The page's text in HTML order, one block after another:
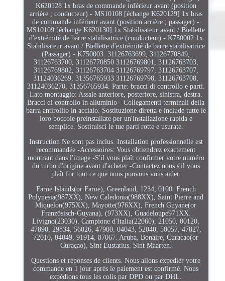
K620128 1x bras de commande inférieur avant (position
arrière ; conducteur) - MS10108 [échange K620129] 1x bras
de commande inférieur avant (position arrière ; passager) -
MS10109 [échange K620130] 1x Stabilisateur avant / Biellette
d'extrémité de barre stabilisatrice (conducteur) - K750002 1x
Stabilisateur avant / Biellette d'extrémité de barre stabilisatrice
(Passager) - K750003. 31126763699, 31126770849,
31126763700, 31126770850 31126769801, 31126763703,
31126769802, 31126763704 31126769797, 31126763707,
31124036269, 31356765933 31126769798, 31126763708,
31124036270, 31356765934. Parte: bracci di controllo e parti.
Lato montaggio: Assale anteriore, posteriore, sinistra, destra.
Bracci di controllo in alluminio - Collegamenti terminali della
barra antirollio in acciaio. Sostituzione diretta e include tutte le
loro boccole preinstallate per un'installazione rapida e
semplice. Sostituisci le tue parti rotte e usurate.
Instruction Ne sont pas inclus. Installation professionnelle est
recommandée -Accessoires: Vous obtiendrez exactement
montrant dans l'image -S'il vous plaît confirmer votre numéro
du turbo d'origine avant d'acheter -Contactez nous s'il vous
plaît for tout ce que nous pouvons vous aider.
Faroe Islands(or Faroe), Greenland, 1234, 0100. French
Polynesia(987XX), New Caledonia(988XX), Saint Pierre and
Miquelon(975XX), Mayotte(976XX), French Guyane(or
Französisch-Guyana), (973XX), Guadeloupe971XX.
Livigno(23030), Campione d'Italia(22060), 21050, 00120,
47890, 29834, 56026, 47900, 04043, 52040, 50057, 47827,
72010, 04049, 91914, 87067. Aruba, Bonaire, Curacao(or
Curaçao), Sint Eustatius, Sint Maarten.
Questions et réponses de clients. Nous allons expediér votre
commande en 1 jour après le paiement est confirmé. Nous
expédions tous les colis par DPD ou par DHL.